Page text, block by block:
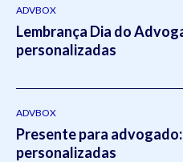
ADVBOX
Lembrança Dia do
personalizadas
ADVBOX
Presente para
personalizadas